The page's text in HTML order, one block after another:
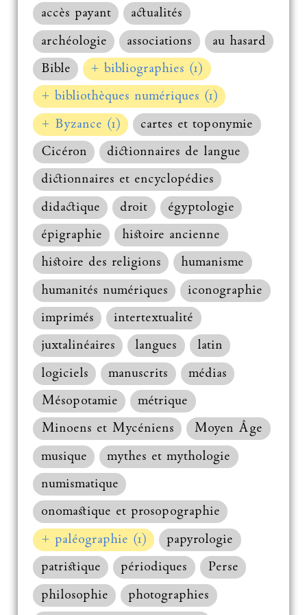
accès payant
actualités
archéologie
associations
au hasard
Bible
+ bibliographies (1)
+ bibliothèques numériques (1)
+ Byzance (1)
cartes et toponymie
Cicéron
dictionnaires de langue
dictionnaires et encyclopédies
didactique
droit
égyptologie
épigraphie
histoire ancienne
histoire des religions
humanisme
humanités numériques
iconographie
imprimés
intertextualité
juxtalinéaires
langues
latin
logiciels
manuscrits
médias
Mésopotamie
métrique
Minoens et Mycéniens
Moyen Âge
musique
mythes et mythologie
numismatique
onomastique et prosopographie
+ paléographie (1)
papyrologie
patristique
périodiques
Perse
philosophie
photographies